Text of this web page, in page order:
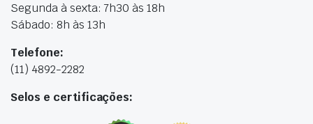
Segunda à sexta: 7h30 às 18h
Sábado: 8h às 13h
Telefone:
(11) 4892-2282
Selos e certificações: